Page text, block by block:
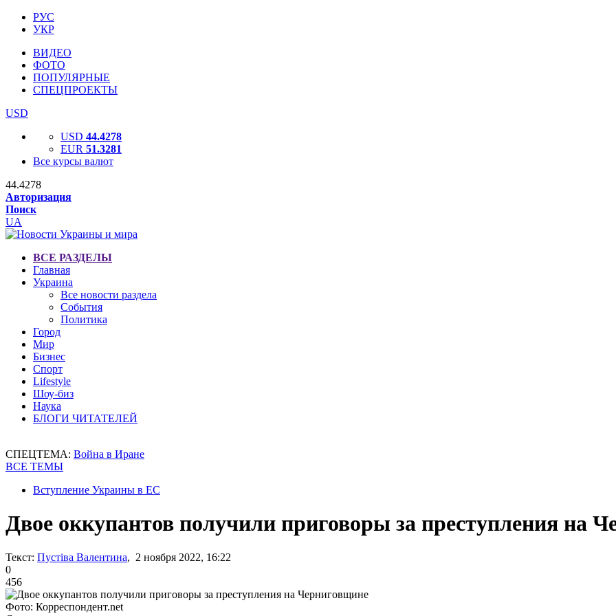
РУС
УКР
ВИДЕО
ФОТО
ПОПУЛЯРНЫЕ
СПЕЦПРОЕКТЫ
USD
USD 44.4278
EUR 51.3281
Все курсы валют
44.4278
Авторизация
Поиск
UA
ВСЕ РАЗДЕЛЫ
Главная
Украина
Все новости раздела
События
Политика
Город
Мир
Бизнес
Спорт
Lifestyle
Шоу-биз
Наука
БЛОГИ ЧИТАТЕЛЕЙ
СПЕЦТЕМА: Война в Иране
ВСЕ ТЕМЫ
Вступление Украины в ЕС
Двое оккупантов получили приговоры за преступления на
Текст: Пустіва Валентина, 2 ноября 2022, 16:22
0
456
Фото: Корреспондент.net